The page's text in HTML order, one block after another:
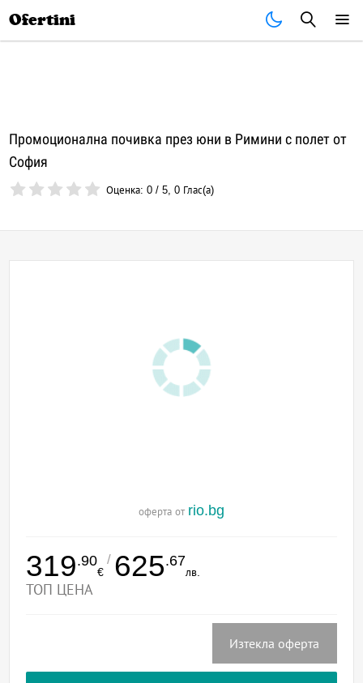
Ofertini
Промоционална почивка през юни в Римини с полет от
София
Оценка:0 /5,0 Глас(а)
оферта от rio.bg
319.90
€
/ 625.67
лв.
ТОП ЦЕНА
Изтекла оферта